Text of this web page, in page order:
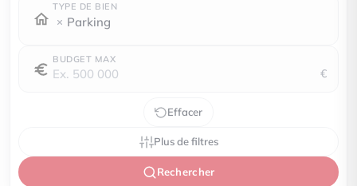
TYPE DE BIEN
Parking
BUDGET MAX
€
Effacer
Plus de filtres
Rechercher